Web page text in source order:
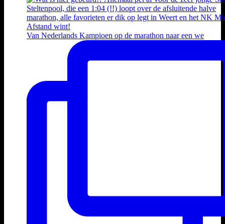
Van Nederlands Kampioen op de marathon naar een we